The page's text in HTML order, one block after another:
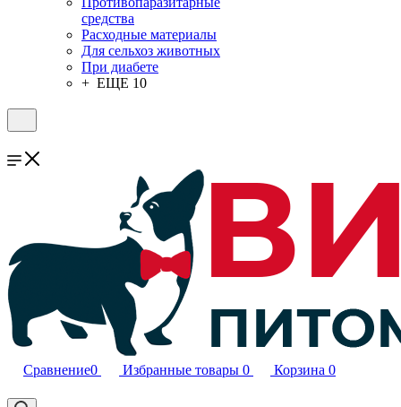
средства
Расходные материалы
Для сельхоз животных
При диабете
+ ЕЩЕ 10
Сравнение0 Избранные товары 0 Корзина 0